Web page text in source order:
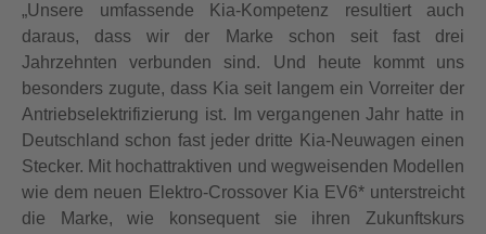
„Unsere umfassende Kia-Kompetenz resultiert auch
daraus, dass wir der Marke schon seit fast drei
Jahrzehnten verbunden sind. Und heute kommt uns
besonders zugute, dass Kia seit langem ein Vorreiter der
Antriebselektrifizierung ist. Im vergangenen Jahr hatte in
Deutschland schon fast jeder dritte Kia-Neuwagen einen
Stecker. Mit hochattraktiven und wegweisenden Modellen
wie dem neuen Elektro-Crossover Kia EV6* unterstreicht
die Marke, wie konsequent sie ihren Zukunftskurs